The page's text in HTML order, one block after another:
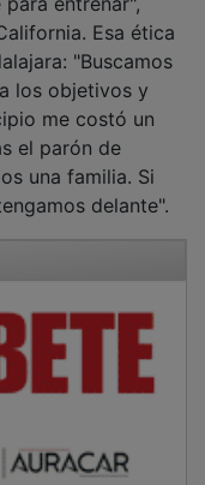
Esa ética
"Buscamos
los objetivos y
me costó un
el parón de
una familia. Si
delante".